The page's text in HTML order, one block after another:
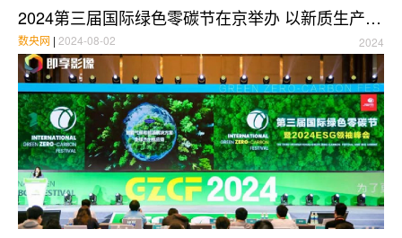
2024第三届国际绿色零碳节在京举办 以新质生产力推动绿色转型
2024
数央网 | 2024-08-02